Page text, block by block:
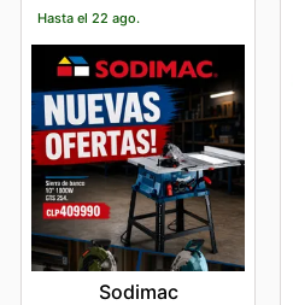
Hasta el 22 ago.
Sodimac